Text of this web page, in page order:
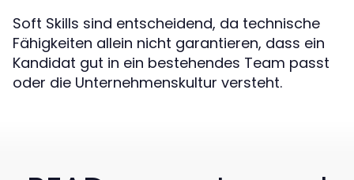
Soft Skills sind entscheidend, da technische
Fähigkeiten allein nicht garantieren, dass ein
Kandidat gut in ein bestehendes Team passt
oder die Unternehmenskultur versteht.